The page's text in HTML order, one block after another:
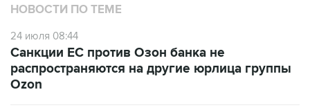
НОВОСТИ ПО ТЕМЕ
24 июля 08:44
Санкции ЕС против Озон банка не
распространяются на другие юрлица группы
Ozon